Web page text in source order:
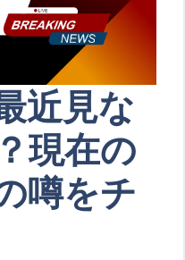
近見な
現在の
噂をチ